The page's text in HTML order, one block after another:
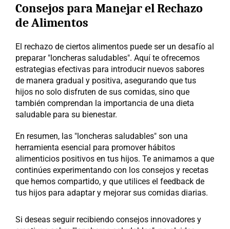
Consejos para Manejar el Rechazo
de Alimentos
El rechazo de ciertos alimentos puede ser un desafío al
preparar "loncheras saludables". Aquí te ofrecemos
estrategias efectivas para introducir nuevos sabores
de manera gradual y positiva, asegurando que tus
hijos no solo disfruten de sus comidas, sino que
también comprendan la importancia de una dieta
saludable para su bienestar.
En resumen, las "loncheras saludables" son una
herramienta esencial para promover hábitos
alimenticios positivos en tus hijos. Te animamos a que
continúes experimentando con los consejos y recetas
que hemos compartido, y que utilices el feedback de
tus hijos para adaptar y mejorar sus comidas diarias.
Si deseas seguir recibiendo consejos innovadores y